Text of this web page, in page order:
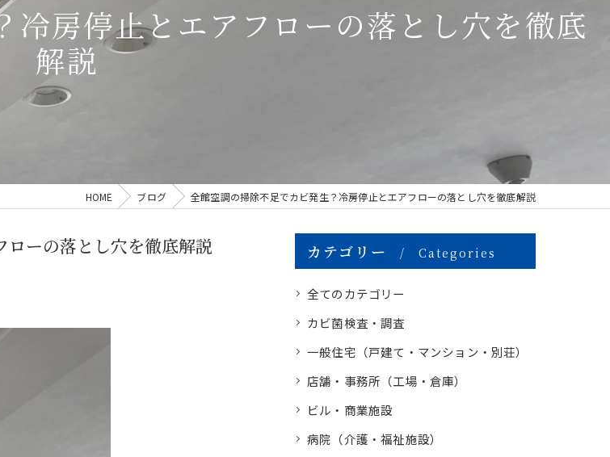
房停止とエアフローの落とし穴を徹底
解説
HOME ブログ 全館空調の掃除不足でカビ発生？冷房停止とエアフローの落とし穴を徹底解説
ーの落とし穴を徹底解説 カテゴリー Categories
全てのカテゴリー
カビ菌検査・調査
一般住宅（戸建て・マンション・別荘）
店舗・事務所（工場・倉庫）
ビル・商業施設
病院（介護・福祉施設）